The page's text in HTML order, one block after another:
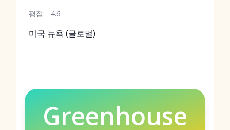
평점: 4.6
미국 뉴욕 (글로벌)
Greenhouse